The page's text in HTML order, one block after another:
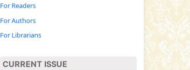
For Readers
For Authors
For Librarians
CURRENT ISSUE